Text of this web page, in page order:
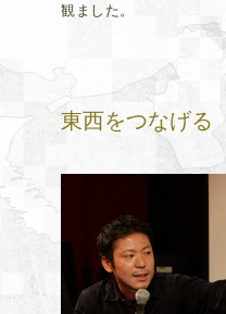
観ました。
東西をつなげる